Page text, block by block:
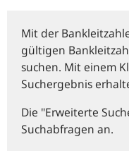
Mit der
gültigen
suchen. Mit einem
Suchergebnis
Die "Erweiterte
Suchabfragen an.